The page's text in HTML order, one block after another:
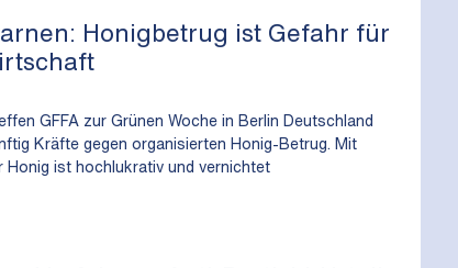
Honigbetrug ist Gefahr für
GFFA zur Grünen Woche in Berlin Deutschland
Kräfte gegen organisierten Honig-Betrug. Mit
Honig ist hochlukrativ und vernichtet